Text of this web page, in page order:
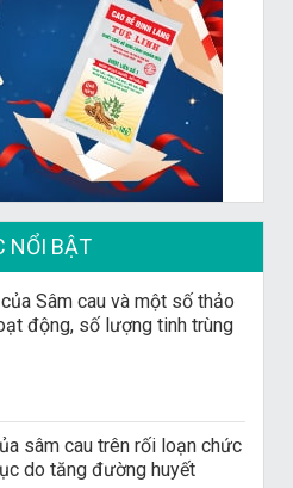
NỔI BẬT
Sâm cau và một số thảo
động, số lượng tinh trùng
sâm cau trên rối loạn chức
do tăng đường huyết